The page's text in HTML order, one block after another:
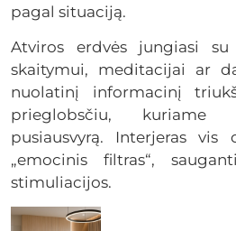
pagal situaciją.
Atviros erdvės jungiasi
skaitymui, meditacijai ar
nuolatinį informacinį
prieglobsčiu, kuriame
pusiausvyrą. Interjeras vis
„emocinis filtras“,
stimuliacijos.